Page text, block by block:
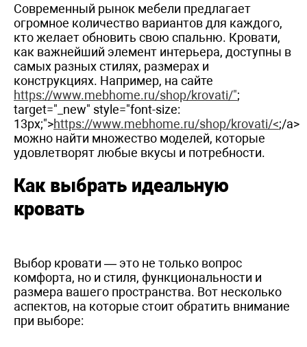
Современный рынок мебели предлагает
огромное количество вариантов для каждого,
кто желает обновить свою спальню. Кровати,
как важнейший элемент интерьера, доступны в
самых разных стилях, размерах и
конструкциях. Например, на сайте
https://www.mebhome.ru/shop/krovati/";
target="_new" style="font-size:
13px;">https://www.mebhome.ru/shop/krovati/<;/a>
можно найти множество моделей, которые
удовлетворят любые вкусы и потребности.
Как выбрать идеальную
кровать
Выбор кровати — это не только вопрос
комфорта, но и стиля, функциональности и
размера вашего пространства. Вот несколько
аспектов, на которые стоит обратить внимание
при выборе: